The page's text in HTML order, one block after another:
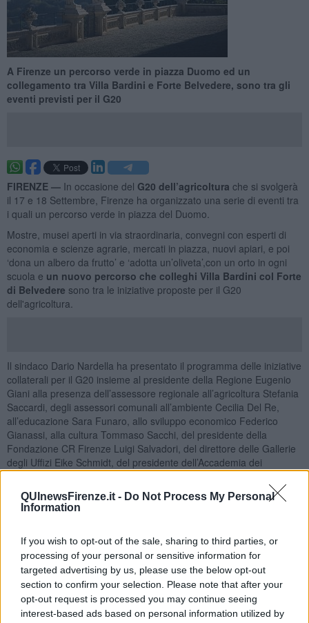
QUInewsFirenze.it - Do Not Process My Personal
Information
If you wish to opt-out of the sale, sharing to third parties, or
processing of your personal or sensitive information for
targeted advertising by us, please use the below opt-out
section to confirm your selection. Please note that after your
opt-out request is processed you may continue seeing
interest-based ads based on personal information utilized by
A Firenze un percorso verde in piazza Duomo ed un
collegamento tra Villa Bardini e Forte Belvedere, sono tra gli
eventi previsti per il G20
FIRENZE — In occasione del G20 dell’agricoltura che si svolgerà
il 17 e 18 Settembre, Firenze ha organizzato una serie di eventi tra
i quali un percorso verde in piazza del Duomo.
Mostre, musei aperti in via straordinaria, convegni con esperti di
economia e scienze agrarie, mercati in piazza, nuovi apiari, e poi
‘dona un albero da frutto’ e ‘adotta un’oliveta’,con un orto in ogni
scuola e un nuovo percorso che colleghi Villa Bardini col Forte
di Belvedere sono tra le iniziative proposte per il G20
dell'agricoltura.
Il sindaco Dario Nardella ha presentato il programma delle iniziative
collaterali per il G20 insieme al presidente della Regione Eugenio
Giani alla presenza dell’assessore regionale all’agricoltura Stefania
Saccardi, degli assessori comunali all’ambiente Cecilia Del Re,
all’educazione Sara Funaro, allo sviluppo economico Federico
Gianassi, alla cultura Tommaso Sacchi, del presidente della
Fondazione CR Firenze Luigi Salvadori, del direttore delle Gallerie
degli Uffizi Eike Schmidt, del presidente dell’Accademia dei
Georgofili Massimo Vincenzini.